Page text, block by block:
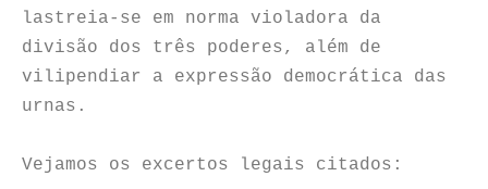
lastreia-se em norma violadora da
divisão dos três poderes, além de
vilipendiar a expressão democrática das
urnas.
Vejamos os excertos legais citados: